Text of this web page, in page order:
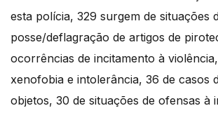
esta polícia, 329 surgem de situações
posse/deflagração de artigos de
ocorrências de incitamento à
xenofobia e intolerância, 36 de casos
objetos, 30 de situações de ofensas à